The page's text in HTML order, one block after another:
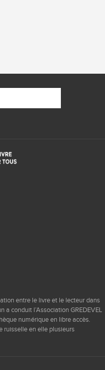
entre le livre et le lecteur dans
a conduit l’Association GREDEVEL
numérique en libre accès.
ruisselle en elle plusieurs